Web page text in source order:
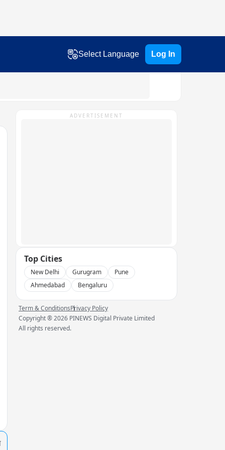
Select Language Log In
ADVERTISEMENT
Top Cities
New Delhi Gurugram
Pune
Ahmedabad
Bengaluru
Term & ConditionsPrivacy Policy
Copyright ®2026 PINEWS Digital Private Limited
All rights reserved.